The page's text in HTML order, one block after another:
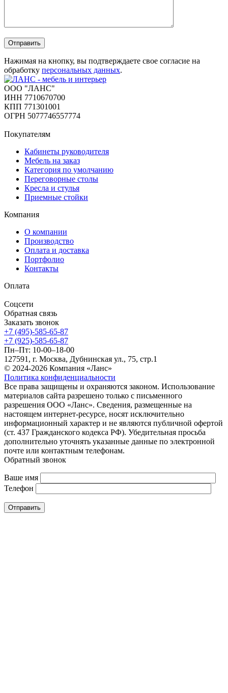
Отправить
Нажимая на кнопку, вы подтверждаете свое согласие на
обработку персональных данных.
ООО "ЛАНС"
ИНН 7710670700
КПП 771301001
ОГРН 5077746557774
Покупателям
Кабинеты руководителя
Мебель на заказ
Категория по умолчанию
Переговорные столы
Кресла и стулья
Приемные стойки
Компания
О компании
Производство
Оплата и доставка
Портфолио
Контакты
Оплата
Соцсети
Обратная связь
Заказать звонок
+7 (495)-585-65-87
+7 (925)-585-65-87
Пн–Пт: 10-00–18-00
127591, г. Москва, Дубнинская ул., 75, стр.1
© 2024-2026 Компания «Ланс»
Политика конфиденциальности
Все права защищены и охраняются законом. Использование
материалов сайта разрешено только с письменного
разрешения ООО «Ланс». Сведения, размещенные на
настоящем интернет-ресурсе, носят исключительно
информационный характер и не являются публичной офертой
(ст. 437 Гражданского кодекса РФ). Убедительная просьба
дополнительно уточнять указанные данные по электронной
почте или контактным телефонам.
Обратный звонок
Ваше имя
Телефон
Отправить